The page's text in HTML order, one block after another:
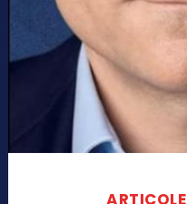
ARTICOLE